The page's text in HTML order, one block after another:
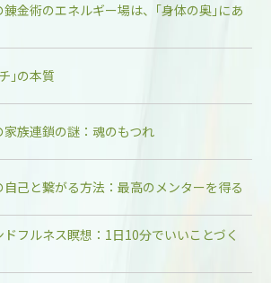
錬金術のエネルギー場は、｢身体の奥｣にあ
｣の本質
家族連鎖の謎：魂のもつれ
自己と繋がる方法：最高のメンターを得る
ドフルネス瞑想：1日10分でいいことづく